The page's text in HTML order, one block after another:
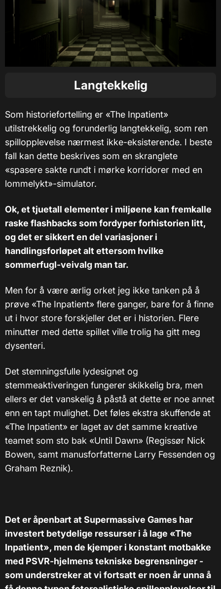
Langtekkelig
Som historiefortelling er «The Inpatient»
utilstrekkelig og forunderlig langtekkelig, som ren
spillopplevelse nærmest ikke-eksisterende. I beste
fall kan dette beskrives som en skranglete
«spasere sakte rundt i mørke korridorer med en
lommelykt»-simulator.
Ok, et tjuetall elementer i miljøene kan fremkalle
raske flashbacks som fordyper forhistorien litt,
og det er sikkert en del variasjoner i
handlingsforløpet alt ettersom hvilke
sommerfugl-veivalg man tar.
Men for å være ærlig orket jeg ikke tanken på å
prøve «The Inpatient» flere ganger, bare for å finne
ut i hvor store forskjeller det er i historien. Flere
minutter med dette spillet ville trolig ha gitt meg
dysenteri.
Det stemningsfulle lydesignet og
stemmeaktiveringen fungerer skikkelig bra, men
ellers er det vanskelig å påstå at dette er noe annet
enn en tapt mulighet. Det føles ekstra skuffende at
«The Inpatient» er laget av det samme kreative
teamet som sto bak «Until Dawn» (Regissør Nick
Bowen, samt manusforfatterne Larry Fessenden og
Graham Reznik).
Det er åpenbart at Supermassive Games har
investert betydelige ressurser i å lage «The
Inpatient», men de kjemper i konstant motbakke
med PSVR-hjelmens tekniske begrensninger -
som understreker at vi fortsatt er noen år unna å